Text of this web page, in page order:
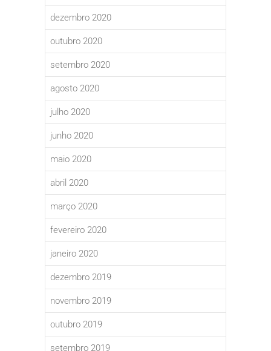
dezembro 2020
outubro 2020
setembro 2020
agosto 2020
julho 2020
junho 2020
maio 2020
abril 2020
março 2020
fevereiro 2020
janeiro 2020
dezembro 2019
novembro 2019
outubro 2019
setembro 2019